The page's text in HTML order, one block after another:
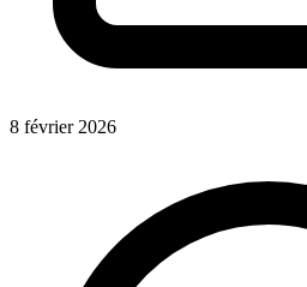
8 février 2026